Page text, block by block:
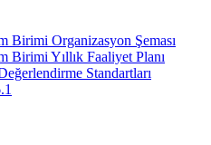
Birimi Organizasyon Şeması
Birimi Yıllık Faaliyet Planı
Standartları